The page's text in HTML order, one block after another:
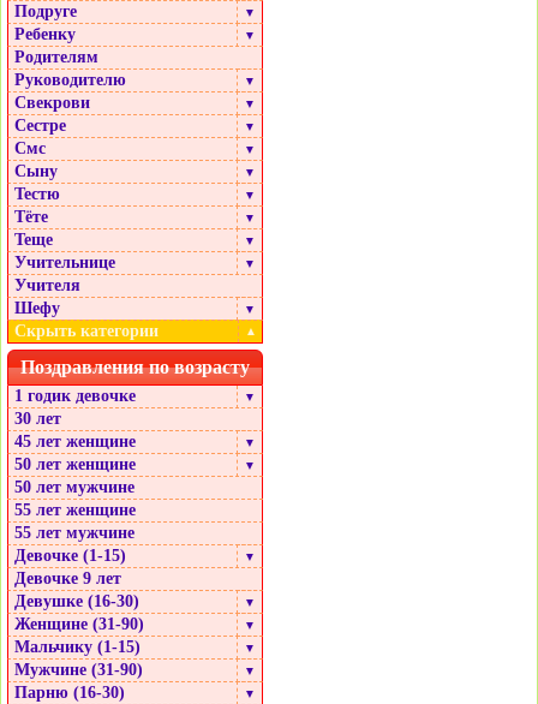
Подруге ▼
Ребенку ▼
Родителям
Руководителю
▼
Свекрови ▼
Сестре ▼
Смс ▼
Сыну ▼
Тестю ▼
Тёте ▼
Теще ▼
Учительнице ▼
Учителя
Шефу
▼
Скрыть категории ▲
Поздравления по возрасту
1 годик девочке ▼
30 лет
45 лет женщине
▼
50 лет женщине ▼
50 лет мужчине
55 лет женщине
55 лет мужчине
Девочке (1-15)
▼
Девочке 9 лет
Девушке (16-30)
▼
Женщине (31-90) ▼
Мальчику (1-15) ▼
Мужчине (31-90) ▼
Парню (16-30) ▼